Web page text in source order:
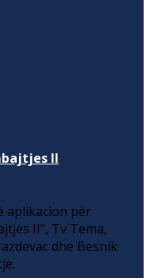
II
aplikacion për
II”, Tv Tema,
dhe Besnik